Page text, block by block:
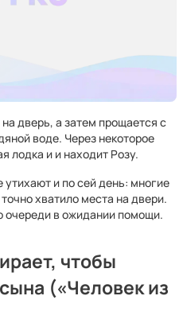
дверь, а затем прощается с
воде. Через некоторое
лодка и и находит Розу.
и по сей день: многие
хватило места на двери.
очереди в ожидании помощи.
чтобы
(«Человек из